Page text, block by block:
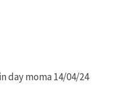
day moma 14/04/24